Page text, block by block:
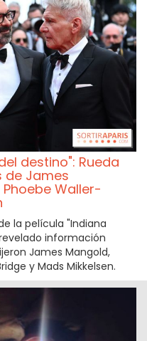
destino": Rueda
de James
Waller-
la película "Indiana
información
James Mangold,
y Mads Mikkelsen.